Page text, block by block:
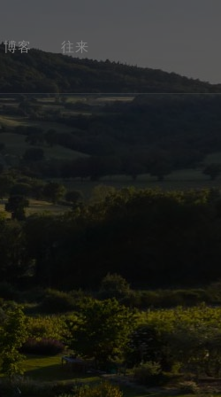
博客 往来